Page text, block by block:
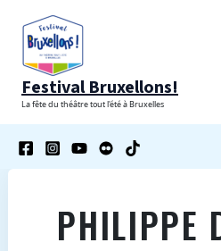
contenu
Festival Bruxellons!
La fête du théâtre tout l'été à Bruxelles
PHILIPPE